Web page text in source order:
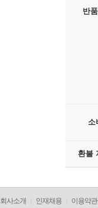
반
소
환불
회사소개 인재채용 이용약관